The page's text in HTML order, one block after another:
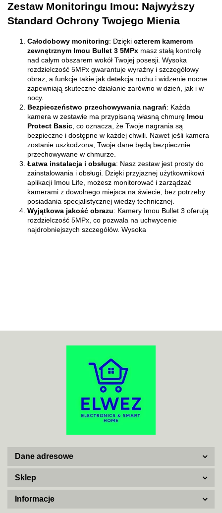
Zestaw Monitoringu Imou: Najwyższy
Standard Ochrony Twojego Mienia
Całodobowy monitoring: Dzięki czterem kamerom
zewnętrznym Imou Bullet 3 5MPx masz stałą kontrolę
nad całym obszarem wokół Twojej posesji. Wysoka
rozdzielczość 5MPx gwarantuje wyraźny i szczegółowy
obraz, a funkcje takie jak detekcja ruchu i widzenie nocne
zapewniają skuteczne działanie zarówno w dzień, jak i w
nocy.
Bezpieczeństwo przechowywania nagrań: Każda
kamera w zestawie ma przypisaną własną chmurę Imou
Protect Basic , co oznacza, że Twoje nagrania są
bezpieczne i dostępne w każdej chwili. Nawet jeśli kamera
zostanie uszkodzona, Twoje dane będą bezpiecznie
przechowywane w chmurze.
Łatwa instalacja i obsługa: Nasz zestaw jest prosty do
zainstalowania i obsługi. Dzięki przyjaznej użytkownikowi
aplikacji Imou Life, możesz monitorować i zarządzać
kamerami z dowolnego miejsca na świecie, bez potrzeby
posiadania specjalistycznej wiedzy technicznej.
Wyjątkowa jakość obrazu: Kamery Imou Bullet 3 oferują
rozdzielczość 5MPx, co pozwala na uchwycenie
najdrobniejszych szczegółów. Wysoka
ACO
ADATA
Dane adresowe
Sklep
Informacje